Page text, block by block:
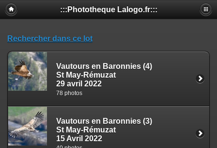
:::Phototheque Lalogo.fr:::
Rechercher dans ce lot
Vautours en Baronnies (4)
St May-Rémuzat
29 avril 2022
78 photos
Vautours en Baronnies (3)
St May-Rémuzat
15 Avril 2022